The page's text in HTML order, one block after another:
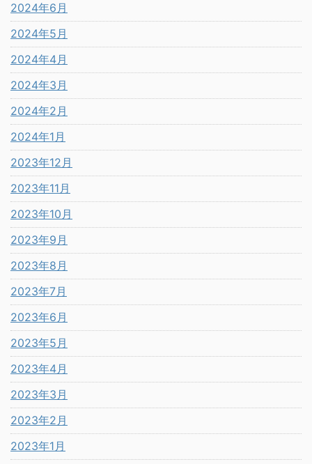
2024年6月
2024年5月
2024年4月
2024年3月
2024年2月
2024年1月
2023年12月
2023年11月
2023年10月
2023年9月
2023年8月
2023年7月
2023年6月
2023年5月
2023年4月
2023年3月
2023年2月
2023年1月